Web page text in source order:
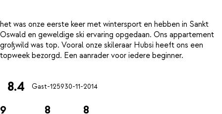
het was onze eerste keer met wintersport en hebben in Sankt
Oswald en geweldige ski ervaring opgedaan. Ons appartement
großwild was top. Vooral onze skileraar Hubsi heeft ons een
8.4 Gast-125930-11-2014
9 8 8